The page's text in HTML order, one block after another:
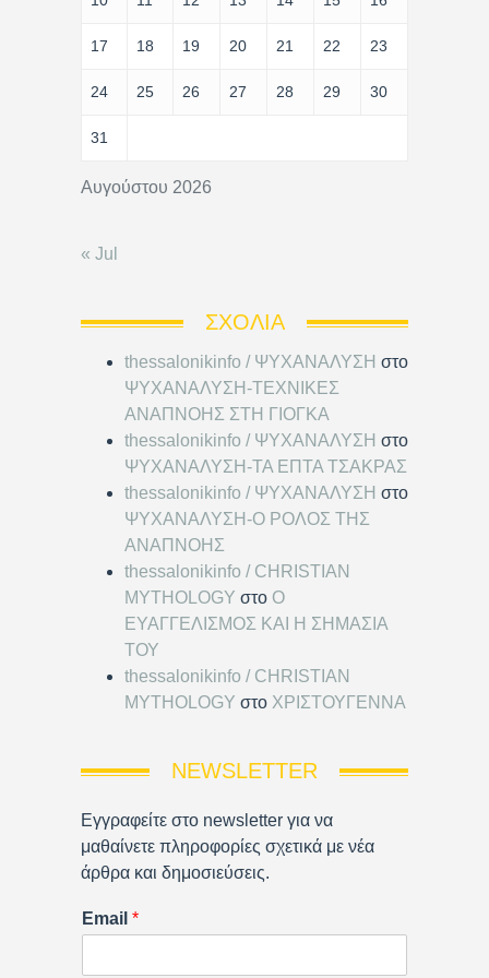
Αυγούστου 2026
17 18 19 20 21 22 23
24 25 26 27 28 29 30
31
« Jul
ΣΧΌΛΙΑ
thessalonikinfo / ΨΥΧΑΝΑΛΥΣΗ στο
ΨΥΧΑΝΑΛΥΣΗ-ΤΕΧΝΙΚΕΣ
ΑΝΑΠΝΟΗΣ ΣΤΗ ΓΙΟΓΚΑ
thessalonikinfo / ΨΥΧΑΝΑΛΥΣΗ στο
ΨΥΧΑΝΑΛΥΣΗ-ΤΑ ΕΠΤΑ ΤΣΑΚΡΑΣ
thessalonikinfo / ΨΥΧΑΝΑΛΥΣΗ στο
ΨΥΧΑΝΑΛΥΣΗ-Ο ΡΟΛΟΣ ΤΗΣ
ΑΝΑΠΝΟΗΣ
thessalonikinfo / CHRISTIAN
MYTHOLOGY στο Ο
ΕΥΑΓΓΕΛΙΣΜΟΣ ΚΑΙ Η ΣΗΜΑΣΙΑ
ΤΟΥ
thessalonikinfo / CHRISTIAN
MYTHOLOGY στο ΧΡΙΣΤΟΥΓΕΝΝΑ
NEWSLETTER
Εγγραφείτε στο newsletter για να
μαθαίνετε πληροφορίες σχετικά με νέα
άρθρα και δημοσιεύσεις.
Email *